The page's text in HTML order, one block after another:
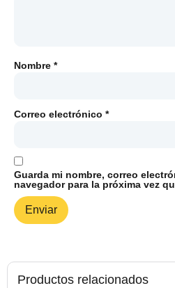
Productos relacionados
Nombre *
Correo electrónico *
Guarda mi nombre, correo
navegador para la próxima vez